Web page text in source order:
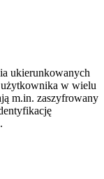
ukierunkowanych
użytkownika w wielu
m.in. zaszyfrowany